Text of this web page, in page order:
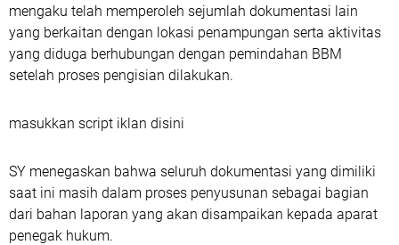
mengaku telah memperoleh sejumlah dokumentasi lain
yang berkaitan dengan lokasi penampungan serta aktivitas
yang diduga berhubungan dengan pemindahan BBM
setelah proses pengisian dilakukan.
masukkan script iklan disini
SY menegaskan bahwa seluruh dokumentasi yang dimiliki
saat ini masih dalam proses penyusunan sebagai bagian
dari bahan laporan yang akan disampaikan kepada aparat
penegak hukum.